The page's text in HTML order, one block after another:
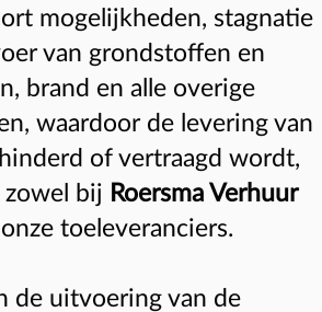
mogelijkheden, stagnatie
van grondstoffen en
brand en alle overige
waardoor de levering van
of vertraagd wordt,
zowel bij Roersma Verhuur
toeleveranciers.
de uitvoering van de